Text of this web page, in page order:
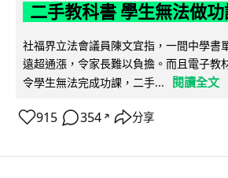
二手教科書 學生無法做功
社福界立法會議員陳文宜指，一間中學書
遠超通漲，令家長難以負擔。而且電子教
令學生無法完成功課，二手...
閱讀全文
915 354 ↗ 分享